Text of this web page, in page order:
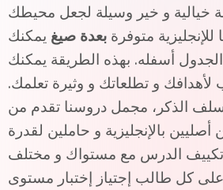
خيالية و خير وسيلة لجعل محيطك
للإنجليزية متوفرةبعدة صيغ يمكنك
الجدول أسفله. بهذه الطريقة يمكنك
لأهدافك و تطلعاتك و وثيرة تعلمك.
الذكر، مجمل دروسنا تقدم من
بالإنجليزية و حاملين لقدرة
الدرس مع مستواك و مختلف
كل طالب إجتياز إختبار مستوى